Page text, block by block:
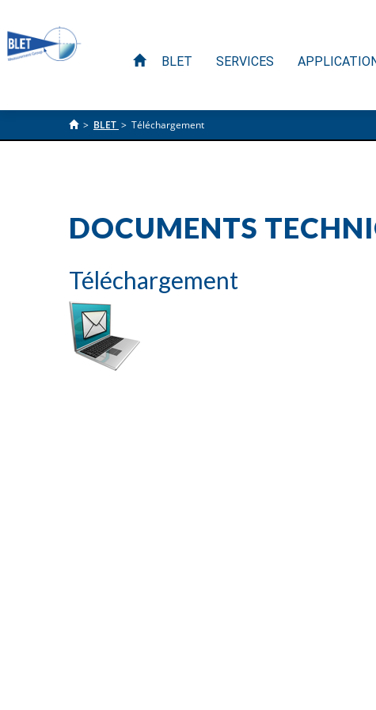
BLET SERVICES
> BLET > Téléchargement
DOCUMENTS
Téléchargement